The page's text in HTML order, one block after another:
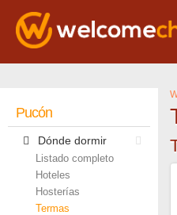
Pucón
Dónde dormir
Listado completo
Hoteles
Hosterías
Termas